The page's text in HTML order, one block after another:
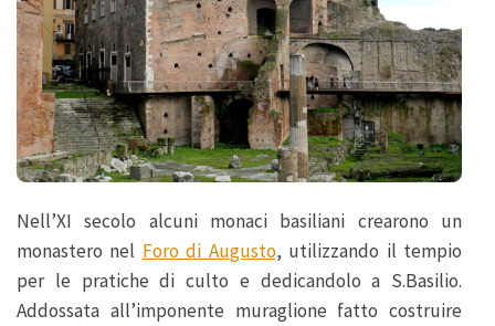
Nell’XI secolo alcuni monaci basiliani crearono un
monastero nel Foro di Augusto, utilizzando il tempio
per le pratiche di culto e dedicandolo a S.Basilio.
Addossata all’imponente muraglione fatto costruire